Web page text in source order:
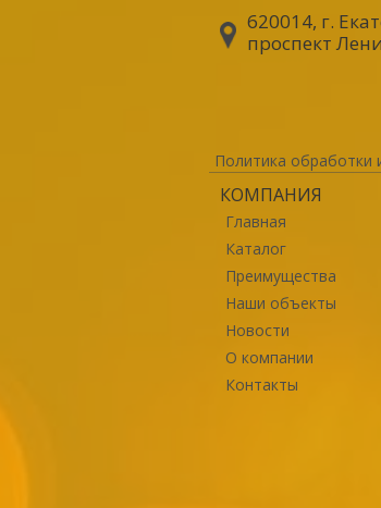
620014, г.
проспект
Политика обработки
КОМПАНИЯ
Главная
Каталог
Преимущества
Наши объекты
Новости
О компании
Контакты